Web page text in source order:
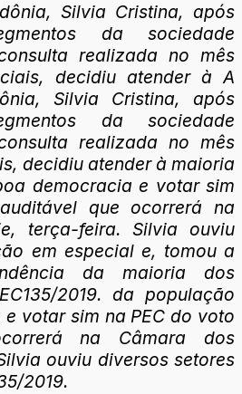
Silvia Cristina, após
da sociedade
realizada no mês
decidiu atender à A
Silvia Cristina, após
da sociedade
realizada no mês
decidiu atender à maioria
democracia e votar sim
que ocorrerá na
terça-feira. Silvia ouviu
em especial e, tomou a
da maioria dos
2019. da população
votar sim na PEC do voto
na Câmara dos
ouviu diversos setores
2019.